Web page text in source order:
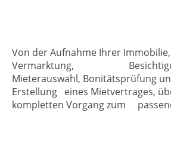
Von der Aufnahme Ihrer
Vermarktung,
Mieterauswahl, Bonitätsprüfung
Erstellung eines Mietvertrages,
kompletten Vorgang zum